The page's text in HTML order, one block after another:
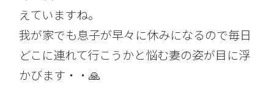
えていますね。
我が家でも息子が早々に休みになるので毎日
どこに連れて行こうかと悩む妻の姿が目に浮
かびます・・🙏